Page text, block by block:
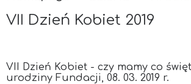
VII Dzień Kobiet 2019
VII Dzień Kobiet - czy mamy co
urodziny Fundacji, 08. 03. 2019 r.